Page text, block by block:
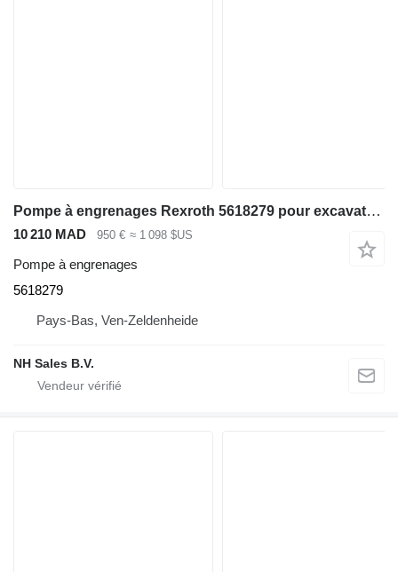
Pompe à engrenages Rexroth 5618279 pour excavateur Liebherr R964 B
10 210 MAD 950 € ≈ 1 098 $US
Pompe à engrenages
5618279
Pays-Bas, Ven-Zeldenheide
NH Sales B.V.